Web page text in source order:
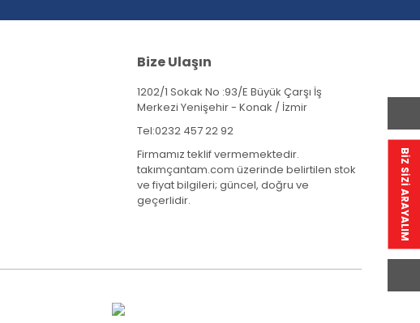
Bize Ulaşın
1202/1 Sokak No :93/E Büyük Çarşı İş
Merkezi Yenişehir - Konak / İzmir
Tel:0232 457 22 92
Firmamız teklif vermemektedir.
takımçantam.com üzerinde belirtilen stok
ve fiyat bilgileri; güncel, doğru ve
geçerlidir.
BİZ SİZİ ARAYALIM